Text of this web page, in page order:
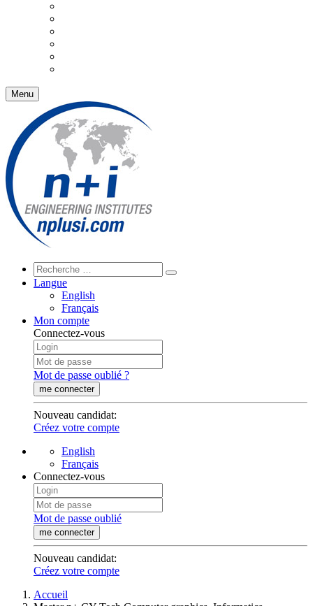
Menu
Langue
English
Français
Mon compte
Connectez-vous
Mot de passe oublié ?
me connecter
Nouveau candidat:
Créez votre compte
English
Français
Connectez-vous
Mot de passe oublié
me connecter
Nouveau candidat:
Créez votre compte
Accueil